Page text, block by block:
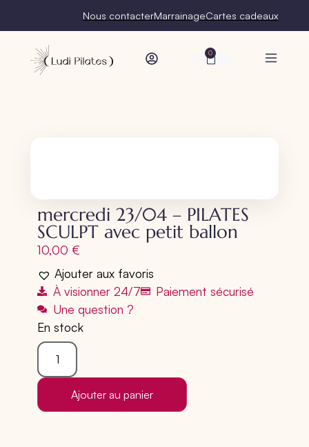
Nous contacterMarrainageCartes cadeaux
0
mercredi 23/04 – PILATES
SCULPT avec petit ballon
10,00 €
Ajouter aux favoris
À visionner 24/7
Paiement sécurisé
Une question ?
En stock
Ajouter au panier